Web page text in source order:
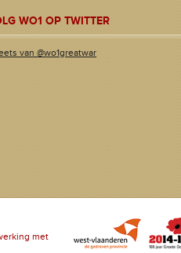
WO1 OP TWITTER
van @wo1greatwar
met